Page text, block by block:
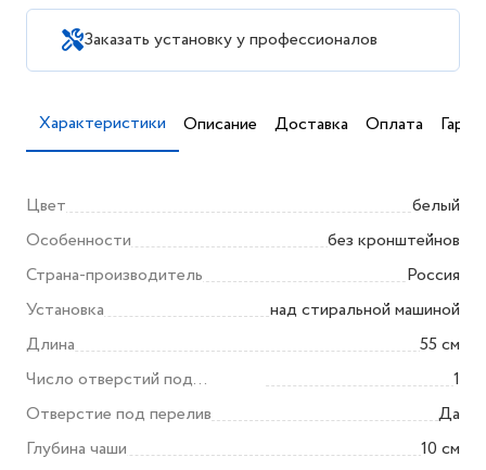
Заказать установку у профессионалов
Характеристики Описание Доставка Оплата
Цвет
белый
Особенности
без кронштейнов
Страна-производитель
Россия
Установка
над стиральной машиной
Длина
55 см
Число отверстий под
смеситель
1
Отверстие под перелив
Да
Глубина чаши
10 см